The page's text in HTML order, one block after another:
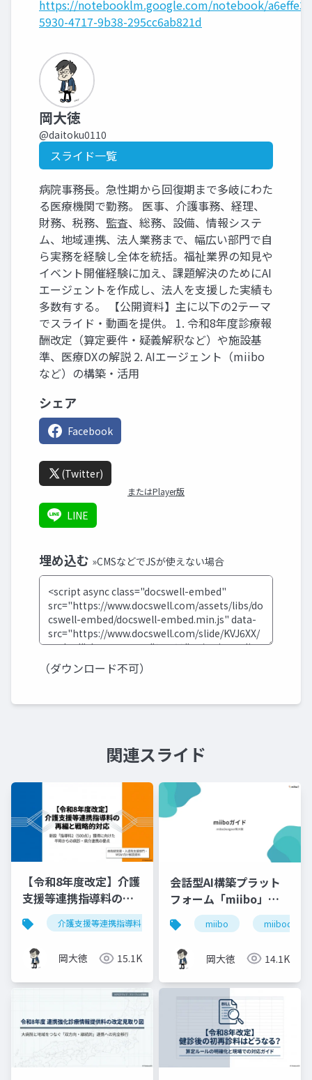
https://notebooklm.google.com/notebook/
5930-4717-9b38-295cc6ab821d
岡大徳
@daitoku0110
スライド一覧
病院事務長。急性期から回復期まで多岐にわた
る医療機関で勤務。 医事、介護事務、経理、
財務、税務、監査、総務、設備、情報システ
ム、地域連携、法人業務まで、幅広い部門で自
ら実務を経験し全体を統括。福祉業界の知見や
イベント開催経験に加え、課題解決のためにAI
エージェントを作成し、法人を支援した実績も
多数有する。 【公開資料】主に以下の2テーマ
でスライド・動画を提供。 1. 令和8年度診療報
酬改定（算定要件・疑義解釈など）や施設基
準、医療DXの解説 2. AIエージェント（miibo
など）の構築・活用
シェア
Facebook
(Twitter)
またはPlayer版
LINE
埋め込む »CMSなどでJSが使えない場合
（ダウンロード不可）
関連スライド
【令和8年度改定】介護
支援等連携指導料の再
編と戦略的対応｜指導
料2（500点）の要件整
理
介護支援等連携指導料 令和8年度診療報酬改定
岡大徳 15.1K
会話型AI構築プラット
フォーム「miibo」ガ
イド
miibo
岡大徳 14.1K